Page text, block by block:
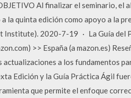
Al finalizar el seminario, el
la quinta edición como apoyo a la
2020-7-19 · La Guía del
>> España (a mazon.es)
actualizaciones a los fundamentos
Edición y la Guía Práctica Ágil
que permite el enfoque